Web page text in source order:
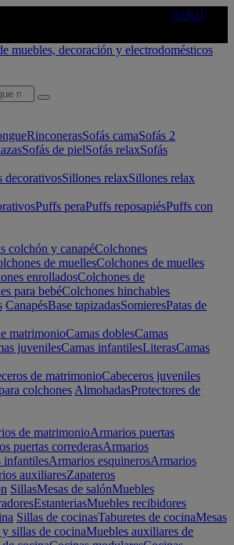
AQUÍ
RinconerasSofás camaSofás 2
Sofás de pielSofás relaxSofás
decorativosSillones relaxSillones relax
Puffs peraPuffs reposapiésPuffs con
colchón y canapéColchones
de muellesColchones de muelles
enrolladosColchones de
para bebéColchones hinchables
CanapésBase tapizadasSomieresPatas de
matrimonioCamas doblesCamas
juvenilesCamas infantilesLiterasCamas
de matrimonioCabeceros juveniles
colchones AlmohadasProtectores de
de matrimonioArmarios puertas
puertas correderasArmarios
infantilesArmarios esquinerosArmarios
auxiliaresZapateros
SillasMesas de salónMuebles
EstanteriasMuebles recibidores
Sillas de cocinasTaburetes de cocinaMesas
y sillas de cocinaMuebles auxiliares de